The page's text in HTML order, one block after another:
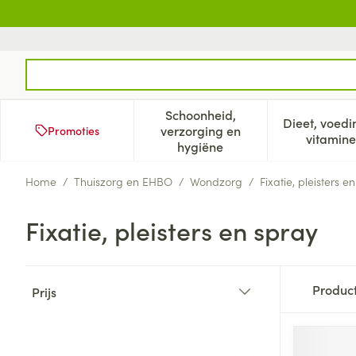
Promoties
Schoonheid,
verzorging en
hygiëne
Toon submenu voor
Dieet,
Home / Thuiszorg en EHBO / Wondzorg / Fixatie, pleisters
Fixatie, pleisters en spray
Prijs